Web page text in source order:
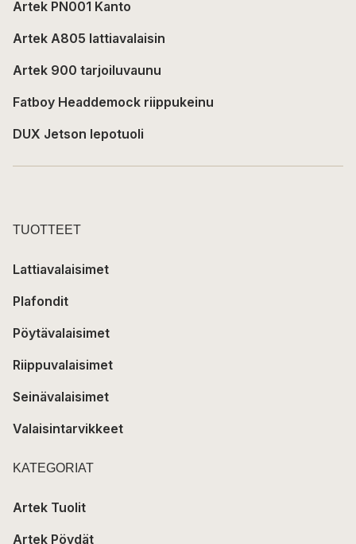
Artek PN001 Kanto
Artek A805 lattiavalaisin
Artek 900 tarjoiluvaunu
Fatboy Headdemock riippukeinu
DUX Jetson lepotuoli
TUOTTEET
Lattiavalaisimet
Plafondit
Pöytävalaisimet
Riippuvalaisimet
Seinävalaisimet
Valaisintarvikkeet
KATEGORIAT
Artek Tuolit
Artek Pöydät